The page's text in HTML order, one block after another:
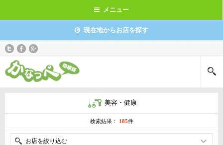
メニュー
現在地からお店を探す
美容・健康
検索結果： 185件
お店を絞り込む